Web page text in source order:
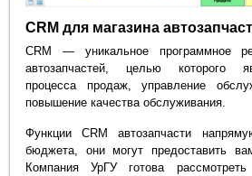
CRM для магазина
CRM — уникальное программное
автозапчастей, целью которого
процесса продаж, управление
повышение качества обслуживания.
Функции CRM автозапчасти
бюджета, они могут предоставить
Компания УрГУ готова